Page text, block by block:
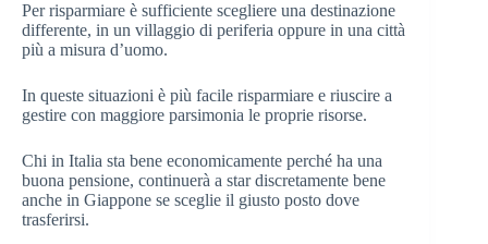
Per risparmiare è sufficiente scegliere una destinazione
differente, in un villaggio di periferia oppure in una città
più a misura d’uomo.
In queste situazioni è più facile risparmiare e riuscire a
gestire con maggiore parsimonia le proprie risorse.
Chi in Italia sta bene economicamente perché ha una
buona pensione, continuerà a star discretamente bene
anche in Giappone se sceglie il giusto posto dove
trasferirsi.